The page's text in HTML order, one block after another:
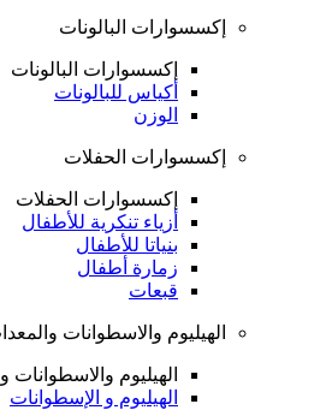
إكسسوارات البالونات
إكسسوارات البالونات
أكياس للبالونات
الوزن
إكسسوارات الحفلات
إكسسوارات الحفلات
أزياء تنكرية للأطفال
بنياتا للأطفال
زمارة أطفال
قبعات
الهيليوم والاسطوانات
الهيليوم والاسطوانات
الهيليوم و الإسطوانات